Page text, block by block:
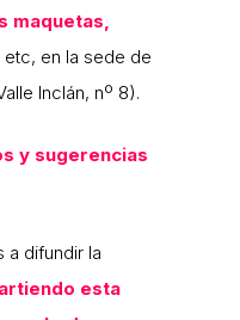
maquetas,
en la sede de
Inclán, nº 8).
y sugerencias
a difundir la
esta